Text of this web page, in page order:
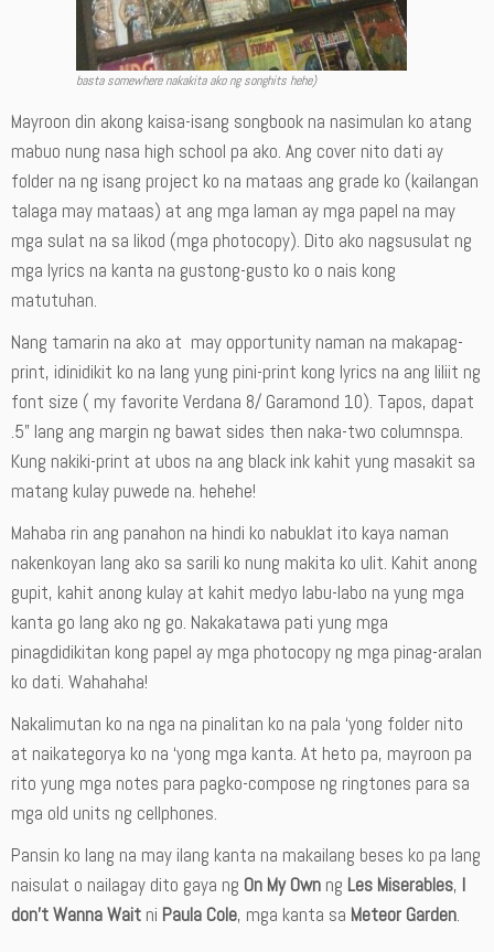
basta somewhere nakakita ako ng songhits hehe)
Mayroon din akong kaisa-isang songbook na nasimulan ko atang
mabuo nung nasa high school pa ako. Ang cover nito dati ay
folder na ng isang project ko na mataas ang grade ko (kailangan
talaga may mataas) at ang mga laman ay mga papel na may
mga sulat na sa likod (mga photocopy). Dito ako nagsusulat ng
mga lyrics na kanta na gustong-gusto ko o nais kong
matutuhan.
Nang tamarin na ako at may opportunity naman na makapag-
print, idinidikit ko na lang yung pini-print kong lyrics na ang liliit ng
font size ( my favorite Verdana 8/ Garamond 10). Tapos, dapat
.5” lang ang margin ng bawat sides then naka-two columnspa.
Kung nakiki-print at ubos na ang black ink kahit yung masakit sa
matang kulay puwede na. hehehe!
Mahaba rin ang panahon na hindi ko nabuklat ito kaya naman
nakenkoyan lang ako sa sarili ko nung makita ko ulit. Kahit anong
gupit, kahit anong kulay at kahit medyo labu-labo na yung mga
kanta go lang ako ng go. Nakakatawa pati yung mga
pinagdidikitan kong papel ay mga photocopy ng mga pinag-aralan
ko dati. Wahahaha!
Nakalimutan ko na nga na pinalitan ko na pala ‘yong folder nito
at naikategorya ko na ‘yong mga kanta. At heto pa, mayroon pa
rito yung mga notes para pagko-compose ng ringtones para sa
mga old units ng cellphones.
Pansin ko lang na may ilang kanta na makailang beses ko pa lang
naisulat o nailagay dito gaya ng On My Own ng Les Miserables, I
don’t Wanna Wait ni Paula Cole, mga kanta sa Meteor Garden.